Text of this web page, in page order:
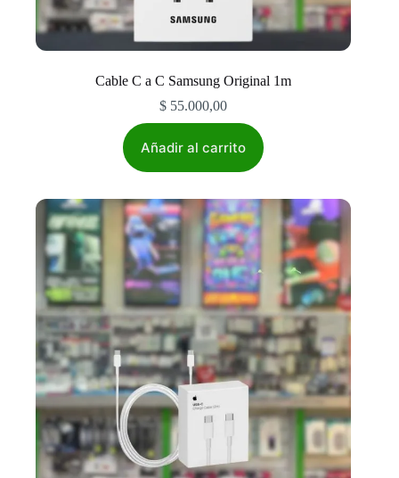
Cable C a C Samsung Original 1m
$ 55.000,00
Añadir al carrito